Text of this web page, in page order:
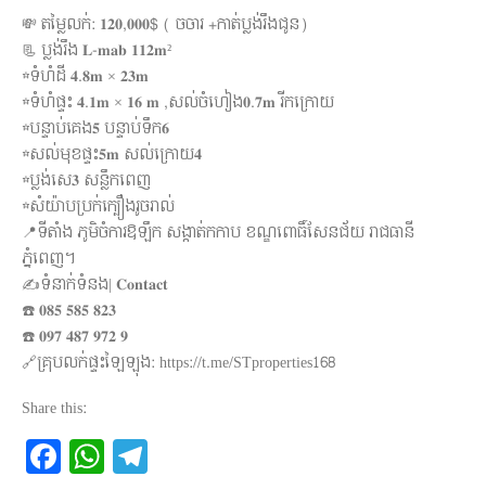
💸 តម្លៃលក់: 𝟏𝟐𝟎,𝟎𝟎𝟎$ ( ចចារ +កាត់ប្លង់រឹងជូន)
📃 ប្លង់រឹង 𝐋-𝐦𝐚𝐛 𝟏𝟏𝟐𝐦²
☆ទំហំដី 𝟒.𝟖𝐦 × 𝟐𝟑𝐦
☆ទំហំផ្ទះ 𝟒.𝟏𝐦 × 𝟏𝟔 𝐦 ,សល់ចំហៀង𝟎.𝟕𝐦 រីកក្រោយ
☆បន្ទាប់គេង𝟓 បន្ទាប់ទឹក𝟔
☆សល់មុខផ្ទះ𝟓𝐦 សល់ក្រោយ𝟒
☆ប្លង់សេ𝟑 សន្លឹកពេញ
☆សំយ៉ាបប្រក់ក្បឿងរូចរាល់
📍ទីតាំង ភូមិចំការឱឡឹក សង្កាត់កកាប ខណ្ឌពោធិ៍សែនជ័យ រាជធានី
ភ្នំពេញ។
✍️ទំនាក់ទំនង| 𝐂𝐨𝐧𝐭𝐚𝐜𝐭
☎️ 𝟎𝟖𝟓 𝟓𝟖𝟓 𝟖𝟐𝟑
☎️ 𝟎𝟗𝟕 𝟒𝟖𝟕 𝟗𝟕𝟐 𝟗
🔗គ្រុបលក់ផ្ទះឡៃឡុង: https://t.me/STproperties168
Share this:
Facebook
WhatsApp